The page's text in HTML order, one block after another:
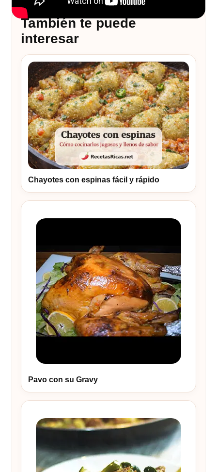
También te puede
interesar
Chayotes con espinas fácil y rápido
Pavo con su Gravy